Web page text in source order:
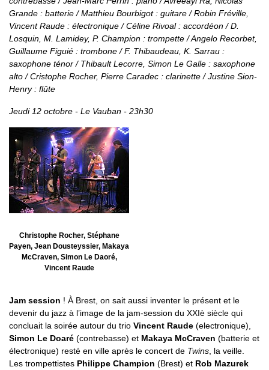
Grande : batterie / Matthieu Bourbigot : guitare / Robin Fréville,
Vincent Raude : électronique / Céline Rivoal : accordéon / D.
Losquin, M. Lamidey, P. Champion : trompette / Angelo Recorbet,
Guillaume Figuié : trombone / F. Thibaudeau, K. Sarrau :
saxophone ténor / Thibault Lecorre, Simon Le Galle : saxophone
alto / Cristophe Rocher, Pierre Caradec : clarinette / Justine Sion-
Henry : flûte
Jeudi 12 octobre - Le Vauban - 23h30
Christophe Rocher, Stéphane
Payen, Jean Dousteyssier, Makaya
McCraven, Simon Le Daoré,
Vincent Raude
Jam session ! À Brest, on sait aussi inventer le présent et le
devenir du jazz à l’image de la jam-session du XXIè siècle qui
concluait la soirée autour du trio Vincent Raude (electronique),
Simon Le Doaré (contrebasse) et Makaya McCraven (batterie et
électronique) resté en ville après le concert de Twins , la veille.
Les trompettistes Philippe Champion (Brest) et Rob Mazurek